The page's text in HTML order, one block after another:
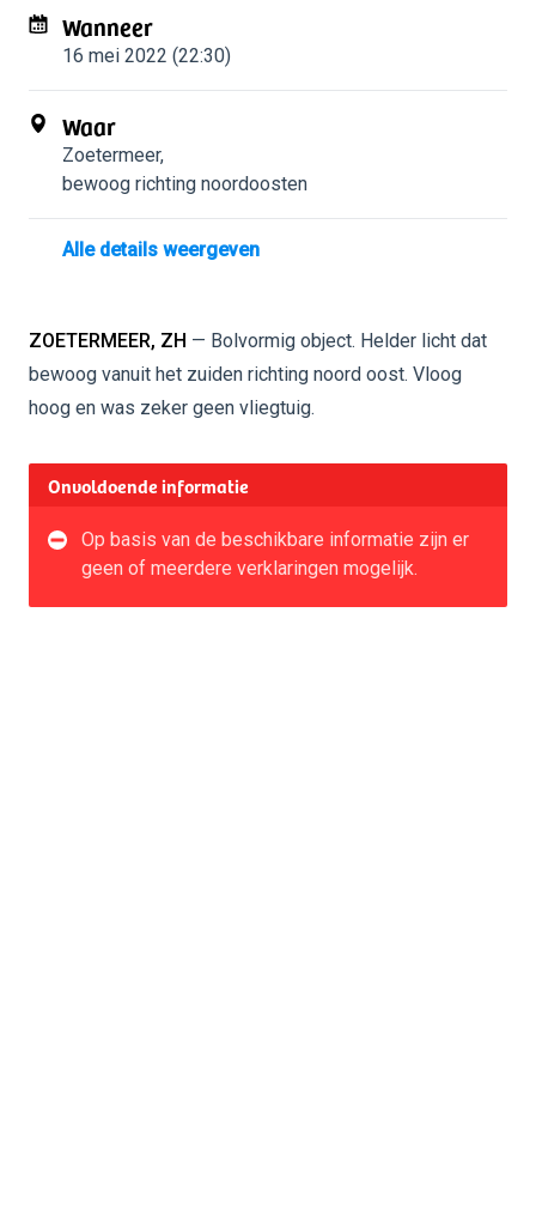
Wanneer
16 mei 2022 (22:30)
Waar
Zoetermeer,
bewoog richting noordoosten
Alle details weergeven
ZOETERMEER, ZH — Bolvormig object. Helder licht dat
bewoog vanuit het zuiden richting noord oost. Vloog
hoog en was zeker geen vliegtuig.
Onvoldoende informatie
Op basis van de beschikbare informatie zijn er
geen of meerdere verklaringen mogelijk.